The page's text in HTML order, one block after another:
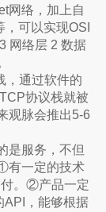
网络，加上自
可以实现OSI
网络层 2 数据
，通过软件的
协议栈就被
观脉会推出5-6
是服务，不但
有一定的技术
付。②产品一定
API，能够根据